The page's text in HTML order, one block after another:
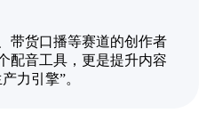
带货口播等赛道的创作者
配音工具，更是提升内容
力引擎”。